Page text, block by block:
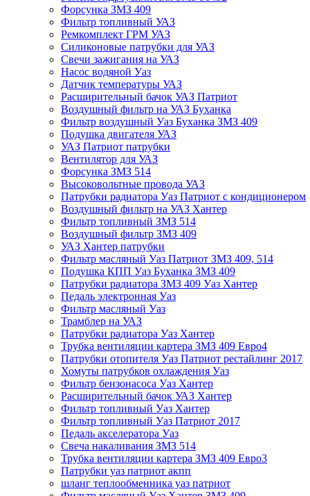
Форсунка ЗМЗ 409
Фильтр топливный УАЗ
Ремкомплект ГРМ УАЗ
Силиконовые патрубки для УАЗ
Свечи зажигания на УАЗ
Насос водяной Уаз
Датчик температуры УАЗ
Расширительный бачок УАЗ Патриот
Воздушный фильтр на УАЗ Буханка
Фильтр воздушный Уаз Буханка ЗМЗ 409
Подушка двигателя УАЗ
УАЗ Патриот патрубки
Вентилятор для УАЗ
Форсунка ЗМЗ 514
Высоковольтные провода УАЗ
Патрубки радиатора Уаз Патриот с кондиционером
Воздушный фильтр на УАЗ Хантер
Фильтр топливный ЗМЗ 514
Воздушный фильтр ЗМЗ 409
УАЗ Хантер патрубки
Фильтр масляный Уаз Патриот ЗМЗ 409, 514
Подушка КПП Уаз Буханка ЗМЗ 409
Патрубки радиатора ЗМЗ 409 Уаз Хантер
Педаль электронная Уаз
Фильтр масляный Уаз
Трамблер на УАЗ
Патрубки радиатора Уаз Хантер
Трубка вентиляции картера ЗМЗ 409 Евро4
Патрубки отопителя Уаз Патриот рестайлинг 2017
Хомуты патрубков охлаждения Уаз
Фильтр бензонасоса Уаз Хантер
Расширительный бачок УАЗ Хантер
Фильтр топливный Уаз Хантер
Фильтр топливный Уаз Патриот 2017
Педаль акселератора Уаз
Свеча накаливания ЗМЗ 514
Трубка вентиляции картера ЗМЗ 409 Евро3
Патрубки уаз патриот акпп
шланг теплообменника уаз патриот